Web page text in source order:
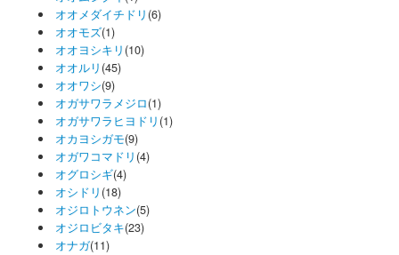
オオメダイチドリ (6)
オオモズ(1)
オオヨシキリ (10)
オオルリ (45)
オオワシ(9)
オガサワラメジロ(1)
オガサワラヒヨドリ (1)
オカヨシガモ(9)
オガワコマドリ (4)
オグロシギ(4)
オシドリ (18)
オジロトウネン(5)
オジロビタキ(23)
オナガ(11)